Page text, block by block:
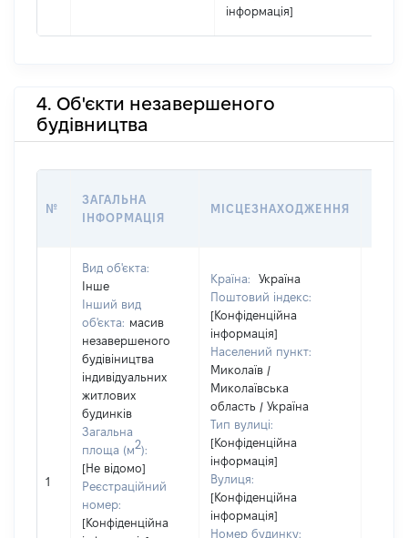
інформація]
4. Об'єкти незавершеного
будівництва
№
ЗАГАЛЬНА
ІНФОРМАЦІЯ
МІСЦЕЗНАХОДЖЕННЯ
1
Вид об'єкта:
Інше
Інший вид
об'єкта: масив
незавершеного
будівіництва
індивідуальних
житлових
будинків
Загальна
площа (м2):
[Не відомо]
Реєстраційний
номер:
[Конфіденційна
Країна:
Україна
Поштовий індекс:
[Конфіденційна
інформація]
Населений пункт:
Миколаїв /
Миколаївська
область / Україна
Тип вулиці:
[Конфіденційна
інформація]
Вулиця:
[Конфіденційна
інформація]
Номер будинку: